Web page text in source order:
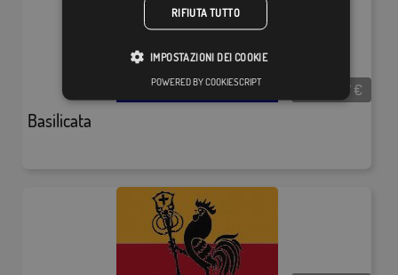
Basilicata
18,37€
RIFIUTA TUTTO
IMPOSTAZIONI DEI COOKIE
POWERED BY COOKIESCRIPT